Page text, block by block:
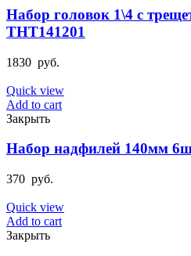
Набор головок 1\4 с
THT141201
1830 руб.
Quick view
Add to cart
Закрыть
Набор надфилей 140мм
370 руб.
Quick view
Add to cart
Закрыть